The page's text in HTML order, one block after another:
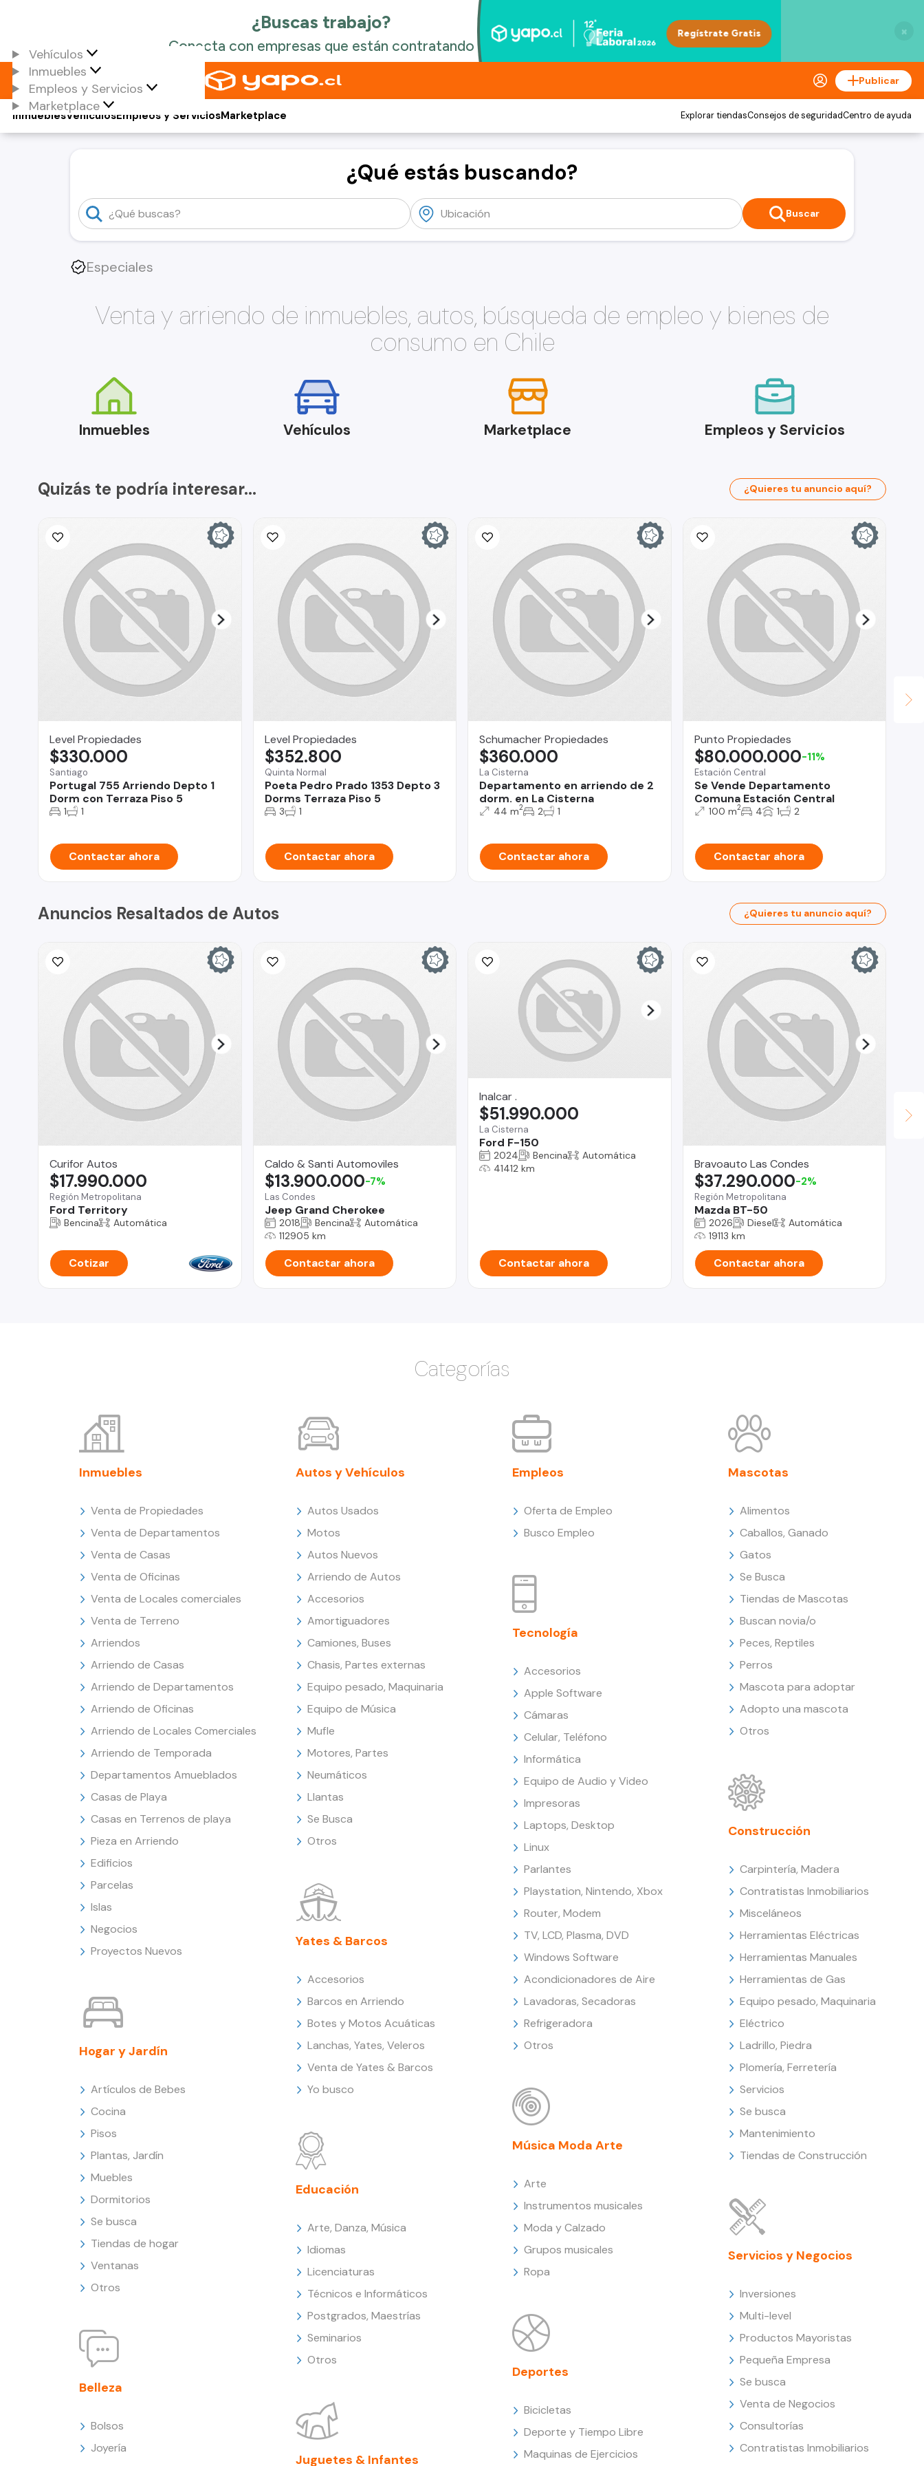
×
Vehículos
Inmuebles
Empleos y Servicios
Marketplace
Publicar
Vehículos
Inmuebles Empleos y ServiciosMarketplace Explorar tiendasConsejos de seguridadCentro de ayuda
¿Qué estás buscando?
Buscar
Especiales
Venta y arriendo de inmuebles, autos, búsqueda de empleo y bienes de
consumo en Chile
Inmuebles Vehículos Marketplace Empleos y Servicios
Quizás te podría interesar... ¿Quieres tu anuncio aquí?
Level Propiedades
Santiago
Portugal 755 Arriendo Depto 1
Dorm con Terraza Piso 5
$330.000
1 1
Contactar ahora
Level Propiedades
Quinta Normal
Poeta Pedro Prado 1353 Depto 3
Dorms Terraza Piso 5
$352.800
3 1
Contactar ahora
Schumacher Propiedades
La Cisterna
Departamento en arriendo de 2
dorm. en La Cisterna
$360.000
44 m2 2 1
Contactar ahora
Punto Propiedades
Estación Central
Se Vende Departamento
Comuna Estación Central
$80.000.000-11%
100 m2 4 1 2
Contactar ahora
Anuncios Resaltados de Autos ¿Quieres tu anuncio aquí?
Curifor Autos
Región Metropolitana
Ford Territory
$17.990.000
Bencina Automática
Cotizar
Caldo & Santi Automoviles
Las Condes
Jeep Grand Cherokee
$13.900.000-7%
2018 Bencina
Automática
112905 km
Contactar ahora
Inalcar .
La Cisterna
Ford F-150
$51.990.000
2024 Bencina
Automática
41412 km
Contactar ahora
Bravoauto Las Condes
Región Metropolitana
Mazda BT-50
$37.290.000-2%
2026 Diesel
Automática
19113 km
Contactar ahora
Categorías
Inmuebles
Venta de Propiedades
Venta de Departamentos
Venta de Casas
Venta de Oficinas
Venta de Locales comerciales
Venta de Terreno
Arriendos
Arriendo de Casas
Arriendo de Departamentos
Arriendo de Oficinas
Arriendo de Locales Comerciales
Arriendo de Temporada
Departamentos Amueblados
Casas de Playa
Casas en Terrenos de playa
Pieza en Arriendo
Edificios
Parcelas
Islas
Negocios
Proyectos Nuevos
Hogar y Jardín
Artículos de Bebes
Cocina
Pisos
Plantas, Jardín
Muebles
Dormitorios
Se busca
Tiendas de hogar
Ventanas
Otros
Belleza
Bolsos
Joyería
Autos y Vehículos
Autos Usados
Motos
Autos Nuevos
Arriendo de Autos
Accesorios
Amortiguadores
Camiones, Buses
Chasis, Partes externas
Equipo pesado, Maquinaria
Equipo de Música
Mufle
Motores, Partes
Neumáticos
Llantas
Se Busca
Otros
Yates & Barcos
Accesorios
Barcos en Arriendo
Botes y Motos Acuáticas
Lanchas, Yates, Veleros
Venta de Yates & Barcos
Yo busco
Educación
Arte, Danza, Música
Idiomas
Licenciaturas
Técnicos e Informáticos
Postgrados, Maestrías
Seminarios
Otros
Juguetes & Infantes
Empleos
Oferta de Empleo
Busco Empleo
Tecnología
Accesorios
Apple Software
Cámaras
Celular, Teléfono
Informática
Equipo de Audio y Video
Impresoras
Laptops, Desktop
Linux
Parlantes
Playstation, Nintendo, Xbox
Router, Modem
TV, LCD, Plasma, DVD
Windows Software
Acondicionadores de Aire
Lavadoras, Secadoras
Refrigeradora
Otros
Música Moda Arte
Arte
Instrumentos musicales
Moda y Calzado
Grupos musicales
Ropa
Deportes
Bicicletas
Deporte y Tiempo Libre
Maquinas de Ejercicios
Mascotas
Alimentos
Caballos, Ganado
Gatos
Se Busca
Tiendas de Mascotas
Buscan novia/o
Peces, Reptiles
Perros
Mascota para adoptar
Adopto una mascota
Otros
Construcción
Carpintería, Madera
Contratistas Inmobiliarios
Misceláneos
Herramientas Eléctricas
Herramientas Manuales
Herramientas de Gas
Equipo pesado, Maquinaria
Eléctrico
Ladrillo, Piedra
Plomería, Ferretería
Servicios
Se busca
Mantenimiento
Tiendas de Construcción
Servicios y Negocios
Inversiones
Multi-level
Productos Mayoristas
Pequeña Empresa
Se busca
Venta de Negocios
Consultorías
Contratistas Inmobiliarios